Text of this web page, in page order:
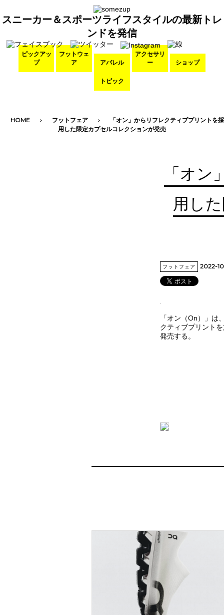
スニーカー＆スポーツライフスタイルの最新トレ
ンドを発信
ピックアッ
プ
フットウェ
ア
アパレル
アクセサリ
ー
ショップ
トピック
HOME フットフェア
「オン」からリフレクティブプリントを採
用した限定カプセルコレクションが発売
「オ
用し
フットフェア 2022-
「オン（On）」
クティブプリント
発売する。